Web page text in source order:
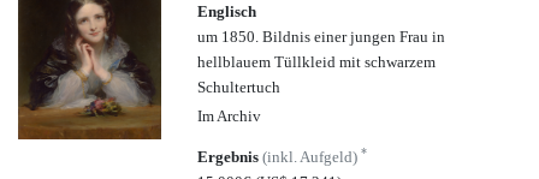
Englisch
um 1850. Bildnis einer jungen Frau in
hellblauem Tüllkleid mit schwarzem
Schultertuch
Im Archiv
Ergebnis(inkl. Aufgeld)*